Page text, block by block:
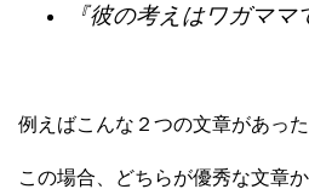
『彼の考えはワガママ
例えばこんな２つの文章があっ
この場合、どちらが優秀な文章